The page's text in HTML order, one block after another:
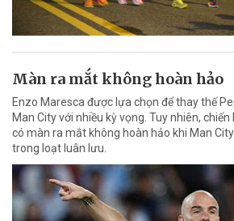
Màn ra mắt không hoàn hảo
Enzo Maresca được lựa chọn để thay thế
Man City với nhiều kỳ vọng. Tuy nhiên,
có màn ra mắt không hoàn hảo khi Man
trong loạt luân lưu.